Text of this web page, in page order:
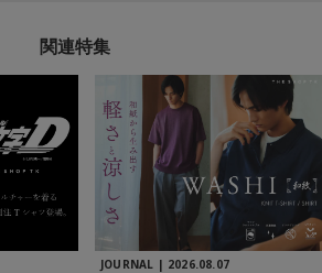
関連特集
JOURNAL | 2026.08.07